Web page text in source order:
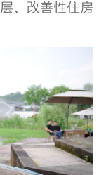
、改善性住房